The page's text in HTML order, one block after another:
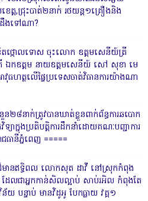
ត្ត,ជ្រុះបាត់២នាក់ រថយន្ត១គ្រឿងនិង
ងទៅណា?
ខិតថ្កោលទោស ចុះលោក ឧត្តមសេនីយ៍ត្រី
ឯកឧត្តម នាយឧត្តមសេនីយ៍ សៅ សុខា មេ
ាវុធហត្ថលើផ្ទៃប្រទេសចាត់វិធានការយ៉ាងណា
៨នាក់ត្រូវបានឃាត់ខ្លួនពាក់ព័ន្ធការឆបោក
វិទ្យាក្នុងប្រតិបត្តិការដឹកនាំដោយគណៈបញ្ជាការ
ជធានីភ្នំពេញ ‎=====
មានឥទ្ធិពល លោកសុត ដាវី នៅស្រុកកំពុង
ដែលជាអ្នកកាន់សិលល្អាប់ សាប់រអិល កំពុងតែ
ន័យ បន្ទាប់ មានវិដូអូ បែកធ្លាយ វគ្គ១